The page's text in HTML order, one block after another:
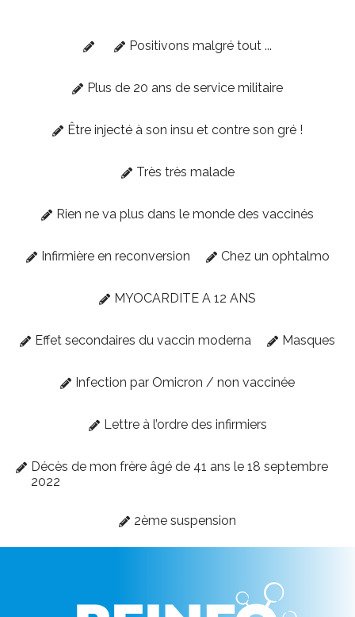
Positivons malgré tout ...
Plus de 20 ans de service militaire
Être injecté à son insu et contre son gré !
Très très malade
Rien ne va plus dans le monde des vaccinés
Infirmière en reconversion Chez un ophtalmo
MYOCARDITE A 12 ANS
Effet secondaires du vaccin moderna Masques
Infection par Omicron / non vaccinée
Lettre à l’ordre des infirmiers
Décès de mon frère âgé de 41 ans le 18 septembre
2022
2ème suspension